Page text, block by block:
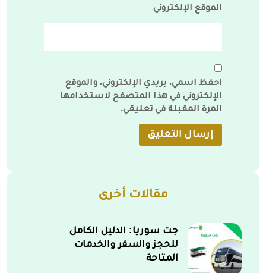
الموقع الإلكتروني
احفظ اسمي، بريدي الإلكتروني، والموقع
الإلكتروني في هذا المتصفح لاستخدامها
المرة المقبلة في تعليقي.
مقالات أخرى
جت سوريا: الدليل الكامل
للحجز والسفر والخدمات
المتاحة